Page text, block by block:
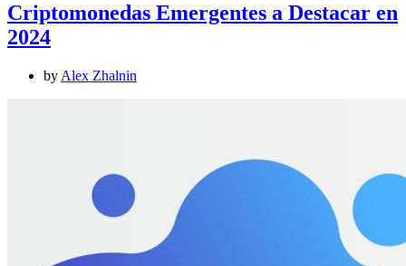
Criptomonedas Emergentes a Destacar en
2024
by Alex Zhalnin